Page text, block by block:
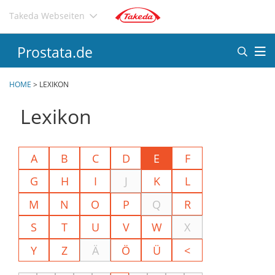
Direkt
Inhalt
Takeda Webseiten
Prostata.de
HOME > LEXIKON
Lexikon
A B C D E
F
G
H I J K
L
M
N O P Q
R
S
T U V W
X
Y
Z Ä Ö Ü <